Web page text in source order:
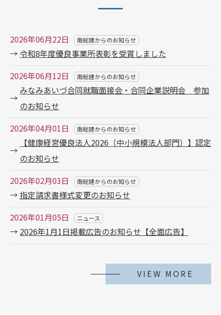
2026年06月22日 南総建からのお知らせ
令和8年度優良事業所表彰を受賞しました
2026年06月12日
南総建からのお知らせ
みなみあいづ合同就職面接会・合同企業説明会 参加
のお知らせ
2026年04月01日
南総建からのお知らせ
【健康経営優良法人2026（中小規模法人部門）】認定
のお知らせ
2026年02月03日
南総建からのお知らせ
指定請求書様式変更のお知らせ
2026年01月05日
ニュース
2026年1月1日掲載広告のお知らせ【全面広告】
VIEW MORE